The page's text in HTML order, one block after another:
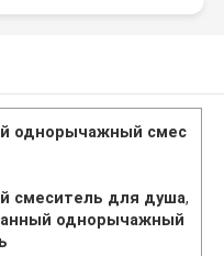
однорычажный смес
смеситель для душа,
однорычажный